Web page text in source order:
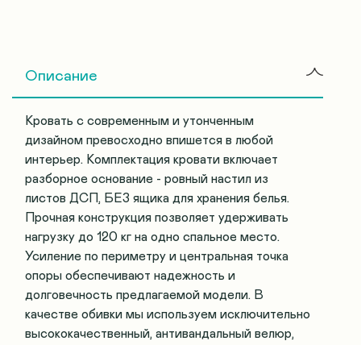
Описание
Кровать с современным и утонченным
дизайном превосходно впишется в любой
интерьер. Комплектация кровати включает
разборное основание - ровный настил из
листов ДСП, БЕЗ ящика для хранения белья.
Прочная конструкция позволяет удерживать
нагрузку до 120 кг на одно спальное место.
Усиление по периметру и центральная точка
опоры обеспечивают надежность и
долговечность предлагаемой модели. В
качестве обивки мы используем исключительно
высококачественный, антивандальный велюр,